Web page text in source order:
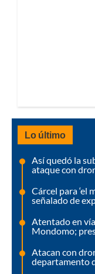
Lo último
Así quedó la
ataque con
Cárcel para ‘el
señalado de
Atentado en
Mondomo;
Atacan con
departamento